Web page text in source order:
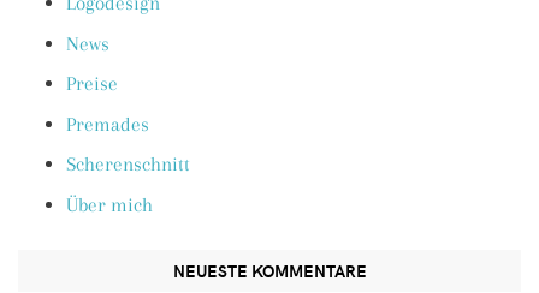
News
Preise
Premades
Scherenschnitt
Über mich
NEUESTE KOMMENTARE